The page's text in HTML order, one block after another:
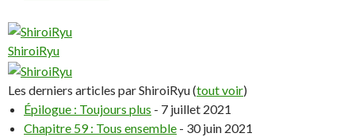
ShiroiRyu
Les derniers articles par ShiroiRyu(tout voir)
Épilogue : Toujours plus - 7 juillet 2021
Chapitre 59 : Tous ensemble - 30 juin 2021